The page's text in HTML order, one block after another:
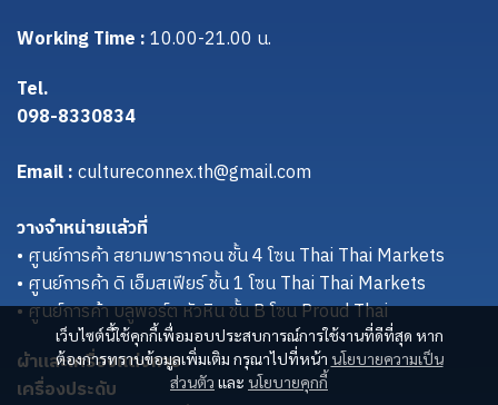
เว็บไซต์นี้ใช้คุกกี้เพื่อมอบประสบการณ์การใช้งานที่ดีที่สุด หาก
ต้องการทราบข้อมูลเพิ่มเติม กรุณาไปที่หน้า นโยบายความเป็น
ส่วนตัว และ นโยบายคุกกี้
Working Time :10.00-21.00 น.
Tel.
098-8330834
Email :cultureconnex.th@gmail.com
วางจำหน่ายแล้วที่
• ศูนย์การค้า สยามพารากอน ชั้น 4 โซน Thai Thai Markets
• ศูนย์การค้า ดิ เอ็มสเฟียร์ ชั้น 1 โซน Thai Thai Markets
• ศูนย์การค้า บลูพอร์ต หัวหิน ชั้น B โซน Proud Thai
ผ้าและเครื่องแต่งกาย
เครื่องประดับ